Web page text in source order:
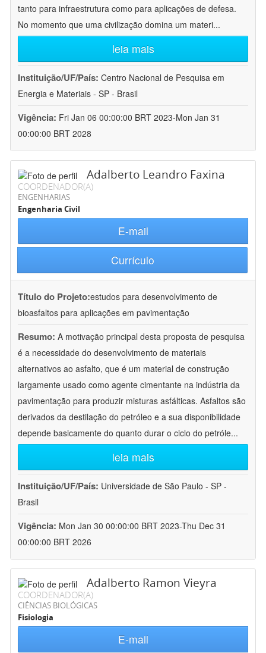
tanto para infraestrutura como para aplicações de defesa.
No momento que uma civilização domina um materi...
leia mais
Instituição/UF/País: Centro Nacional de Pesquisa em
Energia e Materiais - SP - Brasil
Vigência: Fri Jan 06 00:00:00 BRT 2023-Mon Jan 31
00:00:00 BRT 2028
Adalberto Leandro Faxina
COORDENADOR(A)
ENGENHARIAS
Engenharia Civil
E-mail
Currículo
Título do Projeto:estudos para desenvolvimento de
bioasfaltos para aplicações em pavimentação
Resumo: A motivação principal desta proposta de pesquisa
é a necessidade do desenvolvimento de materiais
alternativos ao asfalto, que é um material de construção
largamente usado como agente cimentante na indústria da
pavimentação para produzir misturas asfálticas. Asfaltos são
derivados da destilação do petróleo e a sua disponibilidade
depende basicamente do quanto durar o ciclo do petróle...
leia mais
Instituição/UF/País: Universidade de São Paulo - SP -
Brasil
Vigência: Mon Jan 30 00:00:00 BRT 2023-Thu Dec 31
00:00:00 BRT 2026
Adalberto Ramon Vieyra
COORDENADOR(A)
CIÊNCIAS BIOLÓGICAS
Fisiologia
E-mail